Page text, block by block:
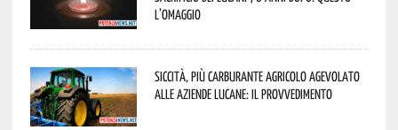
l’omaggio
Siccità, più carburante agricolo agevolato
alle aziende lucane: il provvedimento